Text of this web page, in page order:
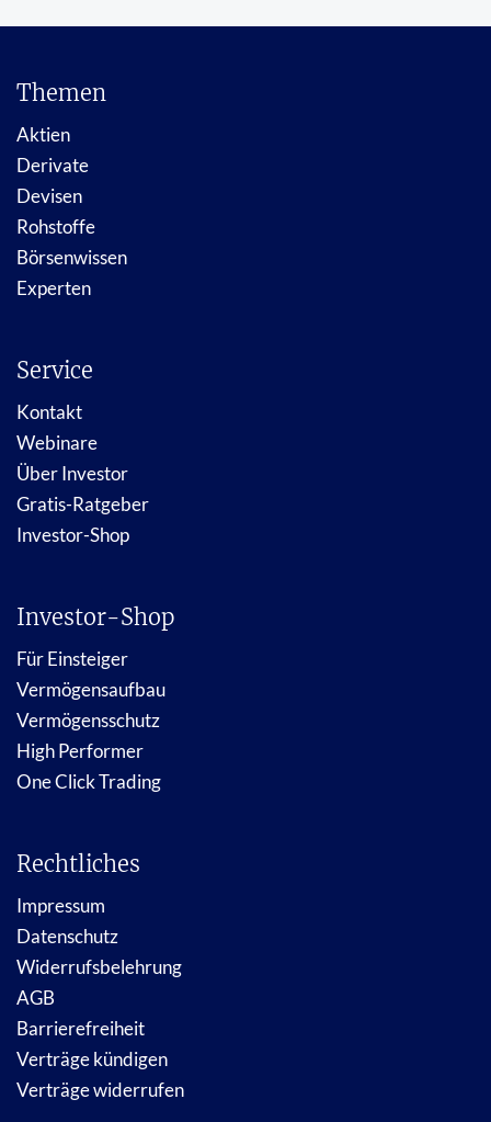
Themen
Aktien
Derivate
Devisen
Rohstoffe
Börsenwissen
Experten
Service
Kontakt
Webinare
Über Investor
Gratis-Ratgeber
Investor-Shop
Investor-Shop
Für Einsteiger
Vermögensaufbau
Vermögensschutz
High Performer
One Click Trading
Rechtliches
Impressum
Datenschutz
Widerrufsbelehrung
AGB
Barrierefreiheit
Verträge kündigen
Verträge widerrufen